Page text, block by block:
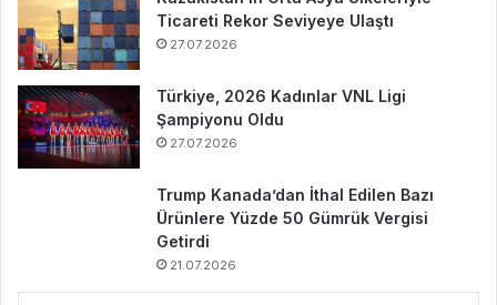
Ticareti Rekor Seviyeye Ulaştı
27.07.2026
Türkiye, 2026 Kadınlar VNL Ligi
Şampiyonu Oldu
27.07.2026
Trump Kanada’dan İthal Edilen Bazı
Ürünlere Yüzde 50 Gümrük Vergisi
Getirdi
21.07.2026